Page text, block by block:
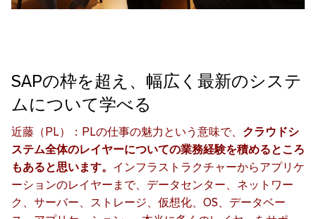
SAPの枠を超え、幅広く最新のシステ
ムについて学べる
近藤（PL）：PLの仕事の魅力という意味で、 クラウドシ
ステム全体のレイヤーについての業務経験を積めるところ
もあると思います。 インフラストラクチャーからアプリケ
ーションのレイヤーまで、データセンター、ネットワー
ク、サーバー、ストレージ、仮想化、OS、データベー